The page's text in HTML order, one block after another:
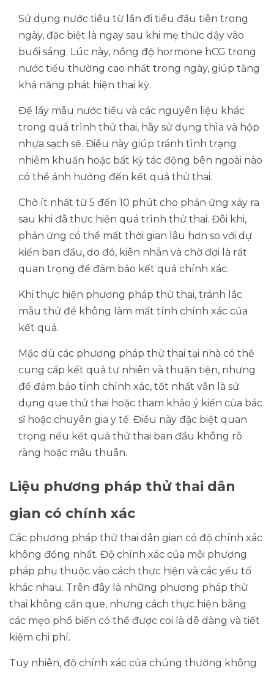
Sử dụng nước tiểu từ lần đi tiểu đầu tiên trong
ngày, đặc biệt là ngay sau khi mẹ thức dậy vào
buổi sáng. Lúc này, nồng độ hormone hCG trong
nước tiểu thường cao nhất trong ngày, giúp tăng
khả năng phát hiện thai kỳ.
Để lấy mẫu nước tiểu và các nguyên liệu khác
trong quá trình thử thai, hãy sử dụng thìa và hộp
nhựa sạch sẽ. Điều này giúp tránh tình trạng
nhiễm khuẩn hoặc bất kỳ tác động bên ngoài nào
có thể ảnh hưởng đến kết quả thử thai.
Chờ ít nhất từ 5 đến 10 phút cho phản ứng xảy ra
sau khi đã thực hiện quá trình thử thai. Đôi khi,
phản ứng có thể mất thời gian lâu hơn so với dự
kiến ban đầu, do đó, kiên nhẫn và chờ đợi là rất
quan trọng để đảm bảo kết quả chính xác.
Khi thực hiện phương pháp thử thai, tránh lắc
mẫu thử để không làm mất tính chính xác của
kết quả.
Mặc dù các phương pháp thử thai tại nhà có thể
cung cấp kết quả tự nhiên và thuận tiện, nhưng
để đảm bảo tính chính xác, tốt nhất vẫn là sử
dụng que thử thai hoặc tham khảo ý kiến của bác
sĩ hoặc chuyên gia y tế. Điều này đặc biệt quan
trọng nếu kết quả thử thai ban đầu không rõ
ràng hoặc mâu thuẫn.
Liệu phương pháp thử thai dân
gian có chính xác
Các phương pháp thử thai dân gian có độ chính xác
không đồng nhất. Độ chính xác của mỗi phương
pháp phụ thuộc vào cách thực hiện và các yếu tố
khác nhau. Trên đây là những phương pháp thử
thai không cần que, nhưng cách thực hiện bằng
các mẹo phổ biến có thể được coi là dễ dàng và tiết
kiệm chi phí.
Tuy nhiên, độ chính xác của chúng thường không